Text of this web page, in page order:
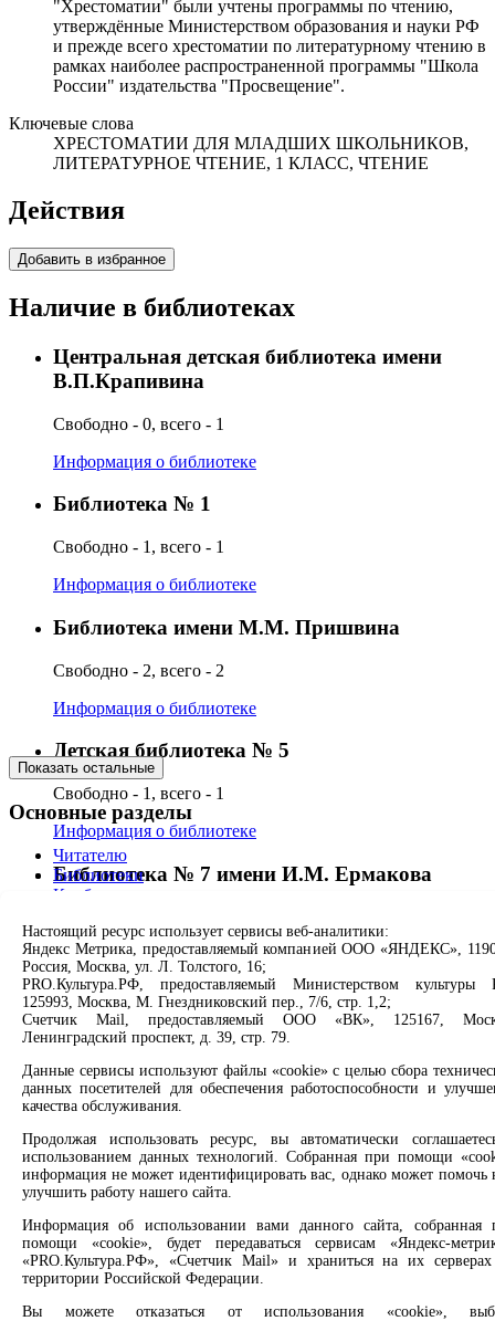
"Хрестоматии" были учтены программы по чтению,
утверждённые Министерством образования и науки РФ
и прежде всего хрестоматии по литературному чтению в
рамках наиболее распространенной программы "Школа
России" издательства "Просвещение".
Ключевые слова
ХРЕСТОМАТИИ ДЛЯ МЛАДШИХ ШКОЛЬНИКОВ,
ЛИТЕРАТУРНОЕ ЧТЕНИЕ, 1 КЛАСС, ЧТЕНИЕ
Действия
Добавить в избранное
Наличие в библиотеках
Центральная детская библиотека имени
В.П.Крапивина
Свободно - 0, всего - 1
Информация о библиотеке
Библиотека № 1
Свободно - 1, всего - 1
Информация о библиотеке
Библиотека имени М.М. Пришвина
Свободно - 2, всего - 2
Информация о библиотеке
Детская библиотека № 5
Свободно - 1, всего - 1
Информация о библиотеке
Библиотека № 7 имени И.М. Ермакова
Информация о библиотеке
Библиотека № 8 имени А.П. Чехова
Свободно - 1, всего - 1
Информация о библиотеке
Индустриальный парк «Литера»
Свободно - 1, всего - 1
Информация о библиотеке
Библиотека № 19
Свободно - 1, всего - 1
Показать остальные
Основные разделы
Читателю
Библиотеки
Клубы
О нас
Партнерам
Сервисы
Продлить книгу
Спроси краеведа
Оцените качество услуг
Направить обращение директору
Соцсети
Вконтакте
Одноклассники
Max
Rutube
Заметили опечатку? Выделите текст с ошибкой и нажмите
Настоящий ресурс использует сервисы веб-аналитики:
Яндекс Метрика, предоставляемый компанией ООО «ЯНДЕКС»,
Россия, Москва, ул. Л. Толстого, 16;
PRO.Культура.РФ, предоставляемый Министерством культуры
125993, Москва, М. Гнездниковский пер., 7/6, стр. 1,2;
Счетчик Mail, предоставляемый ООО «ВК», 125167,
Ленинградский проспект, д. 39, стр. 79.
Данные сервисы используют файлы «cookie» с целью сбора
данных посетителей для обеспечения работоспособности и
качества обслуживания.
Продолжая использовать ресурс, вы автоматически
использованием данных технологий. Собранная при помощи
информация не может идентифицировать вас, однако может помочь
улучшить работу нашего сайта.
Информация об использовании вами данного сайта, собранная
помощи «cookie», будет передаваться сервисам «Яндекс-
«PRO.Культура.РФ», «Счетчик Mail» и храниться на их
территории Российской Федерации.
Вы можете отказаться от использования «cookie»,